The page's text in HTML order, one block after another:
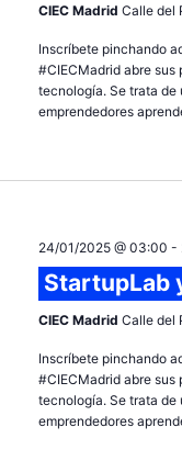
CIEC Madrid Calle del
Inscríbete pinchando
#CIECMadrid abre sus
tecnología. Se trata de
emprendedores
24/01/2025 @ 03:00 -
StartupLab
CIEC Madrid Calle del
Inscríbete pinchando
#CIECMadrid abre sus
tecnología. Se trata de
emprendedores